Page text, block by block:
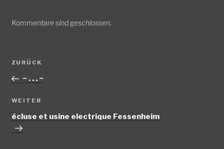
Kommentare sind geschlossen.
Beitragsnavigation
Vorheriger
Beitrag
ZURÜCK
~ . . . ~
Nächster
Beitrag
WEITER
écluse et usine electrique Fessenheim